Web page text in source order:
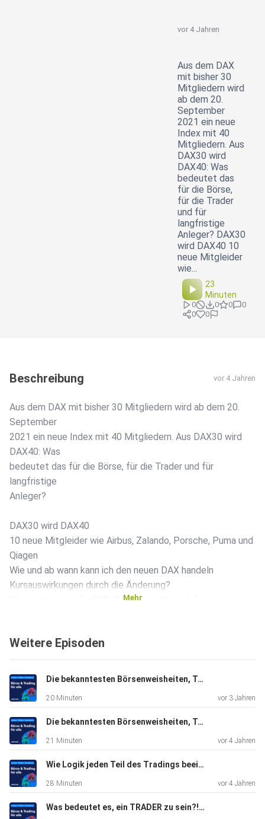
vor 4 Jahren
Aus dem DAX
mit bisher 30
Mitgliedern wird
ab dem 20.
September
2021 ein neue
Index mit 40
Mitgliedern. Aus
DAX30 wird
DAX40: Was
bedeutet das
für die Börse,
für die Trader
und für
langfristige
Anleger? DAX30
wird DAX40 10
neue Mitgleider
wie...
23
Minuten
0 0 0
0
0
0
Beschreibung vor 4 Jahren
Aus dem DAX mit bisher 30 Mitgliedern wird ab dem 20.
September
2021 ein neue Index mit 40 Mitgliedern. Aus DAX30 wird
DAX40: Was
bedeutet das für die Börse, für die Trader und für
langfristige
Anleger?
DAX30 wird DAX40
10 neue Mitgleider wie Airbus, Zalando, Porsche, Puma und
Qiagen
Wie und ab wann kann ich den neuen DAX handeln
Kursauswirkungen durch die Änderung?
Was ändert sich für CFD-Trader bei Admirals?
Der BESTSELLER: DAX30 CFD (künftig dann DAX40):
Werden Sie ein besserer Trader und verbesseren Sie ihre
Tradingerfolge an den Märkten!
️ https://www.youtube.com/admiralmarketsde
https://admiralmarkets.com/de
Mehr
Weitere Episoden
Die bekanntesten Börsenweisheiten, Teil 2 mit Jens Klatt
20 Minuten vor 3 Jahren
Die bekanntesten Börsenweisheiten, Teil 1 mit Jens Klatt
21 Minuten vor 4 Jahren
Wie Logik jeden Teil des Tradings beeinflusst! Markus Gabel
28 Minuten vor 4 Jahren
Was bedeutet es, ein TRADER zu sein?! Heiko Behrendt